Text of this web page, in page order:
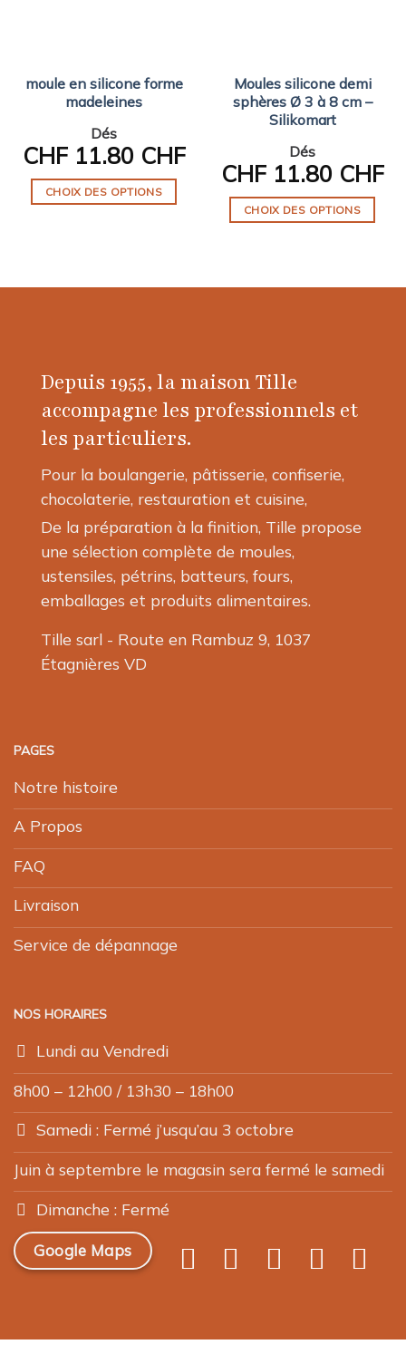
moule en silicone forme
madeleines
Dés
CHF11.80 CHF
CHOIX DES OPTIONS
être
sur
la
page
du
produit
Moules silicone demi
sphères Ø 3 à 8 cm –
Silikomart
Dés
CHF11.80 CHF
CHOIX DES OPTIONS
être
choisies
page
du
produit
Depuis 1955, la maison Tille
accompagne les professionnels et
les particuliers.
Pour la boulangerie, pâtisserie, confiserie,
chocolaterie, restauration et cuisine,
De la préparation à la finition, Tille propose
une sélection complète de moules,
ustensiles, pétrins, batteurs, fours,
emballages et produits alimentaires.
Tille sarl - Route en Rambuz 9, 1037
Étagnières VD
PAGES
Notre histoire
A Propos
FAQ
Livraison
Service de dépannage
NOS HORAIRES
Lundi au Vendredi
8h00 – 12h00 / 13h30 – 18h00
Samedi : Fermé j’usqu’au 3 octobre
Juin à septembre le magasin sera fermé le samedi
Dimanche : Fermé
Google Maps